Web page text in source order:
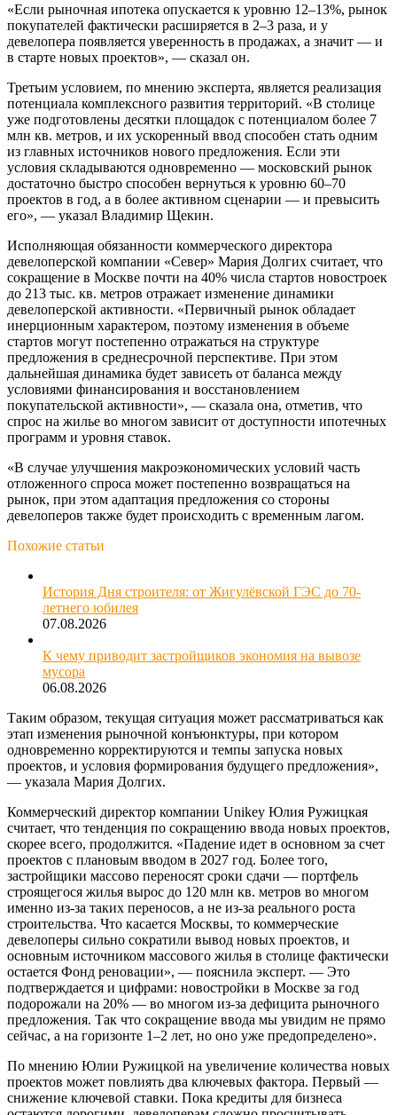
«Если рыночная ипотека опускается к уровню 12–13%, рынок
покупателей фактически расширяется в 2–3 раза, и у
девелопера появляется уверенность в продажах, а значит — и
в старте новых проектов», — сказал он.
Третьим условием, по мнению эксперта, является реализация
потенциала комплексного развития территорий. «В столице
уже подготовлены десятки площадок с потенциалом более 7
млн кв. метров, и их ускоренный ввод способен стать одним
из главных источников нового предложения. Если эти
условия складываются одновременно — московский рынок
достаточно быстро способен вернуться к уровню 60–70
проектов в год, а в более активном сценарии — и превысить
его», — указал Владимир Щекин.
Исполняющая обязанности коммерческого директора
девелоперской компании «Север» Мария Долгих считает, что
сокращение в Москве почти на 40% числа стартов новостроек
до 213 тыс. кв. метров отражает изменение динамики
девелоперской активности. «Первичный рынок обладает
инерционным характером, поэтому изменения в объеме
стартов могут постепенно отражаться на структуре
предложения в среднесрочной перспективе. При этом
дальнейшая динамика будет зависеть от баланса между
условиями финансирования и восстановлением
покупательской активности», — сказала она, отметив, что
спрос на жилье во многом зависит от доступности ипотечных
программ и уровня ставок.
«В случае улучшения макроэкономических условий часть
отложенного спроса может постепенно возвращаться на
рынок, при этом адаптация предложения со стороны
девелоперов также будет происходить с временным лагом.
Похожие статьи
История Дня строителя: от Жигулёвской ГЭС до 70-
летнего юбилея
07.08.2026
К чему приводит застройщиков экономия на вывозе
мусора
06.08.2026
Таким образом, текущая ситуация может рассматриваться как
этап изменения рыночной конъюнктуры, при котором
одновременно корректируются и темпы запуска новых
проектов, и условия формирования будущего предложения»,
— указала Мария Долгих.
Коммерческий директор компании Unikey Юлия Ружицкая
считает, что тенденция по сокращению ввода новых проектов,
скорее всего, продолжится. «Падение идет в основном за счет
проектов с плановым вводом в 2027 год. Более того,
застройщики массово переносят сроки сдачи — портфель
строящегося жилья вырос до 120 млн кв. метров во многом
именно из-за таких переносов, а не из-за реального роста
строительства. Что касается Москвы, то коммерческие
девелоперы сильно сократили вывод новых проектов, и
основным источником массового жилья в столице фактически
остается Фонд реновации», — пояснила эксперт. — Это
подтверждается и цифрами: новостройки в Москве за год
подорожали на 20% — во многом из-за дефицита рыночного
предложения. Так что сокращение ввода мы увидим не прямо
сейчас, а на горизонте 1–2 лет, но оно уже предопределено».
По мнению Юлии Ружицкой на увеличение количества новых
проектов может повлиять два ключевых фактора. Первый —
снижение ключевой ставки. Пока кредиты для бизнеса